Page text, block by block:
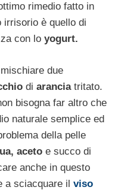
rimedio fatto in
è quello di
con lo yogurt.
due
di aranciatritato.
bisogna far altro che
naturale semplice ed
della pelle
aceto e succo di
anche in questo
a sciacquare il viso